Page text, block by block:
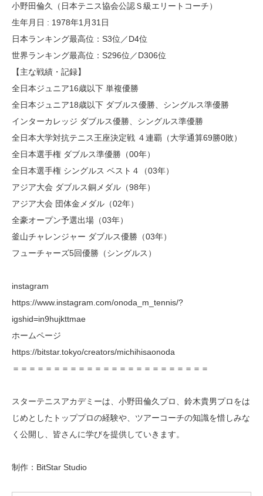
小野田倫久（日本テニス協会公認Ｓ級エリートコーチ）
生年月日 : 1978年1月31日
日本ランキング最高位：S3位／D4位
世界ランキング最高位：S296位／D306位
【主な戦績・記録】
全日本ジュニア16歳以下 単複優勝
全日本ジュニア18歳以下 ダブルス優勝、シングルス準優勝
インターカレッジ ダブルス優勝、シングルス準優勝
全日本大学対抗テニス王座決定戦 ４連覇（大学通算69勝0敗）
全日本選手権 ダブルス準優勝（00年）
全日本選手権 シングルス ベスト４（03年）
アジア大会 ダブルス銅メダル（98年）
アジア大会 団体金メダル（02年）
全豪オープン予選出場（03年）
釜山チャレンジャー ダブルス優勝（03年）
フューチャーズ5回優勝（シングルス）
instagram
https://www.instagram.com/onoda_m_tennis/?
igshid=in9hujkttmae
ホームページ
https://bitstar.tokyo/creators/michihisaonoda
＝＝＝＝＝＝＝＝＝＝＝＝＝＝＝＝＝＝＝＝＝＝＝＝
スターテニスアカデミーは、小野田倫久プロ、鈴木貴男プロをは
じめとしたトッププロの経験や、ツアーコーチの知識を惜しみな
く公開し、皆さんに学びを提供していきます。
制作：BitStar Studio